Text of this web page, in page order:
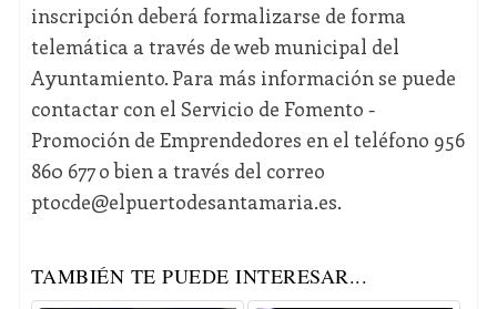
inscripción deberá formalizarse de forma
telemática a través de web municipal del
Ayuntamiento. Para más información se puede
contactar con el Servicio de Fomento -
Promoción de Emprendedores en el teléfono 956
860 677 o bien a través del correo
ptocde@elpuertodesantamaria.es.
TAMBIÉN TE PUEDE INTERESAR...